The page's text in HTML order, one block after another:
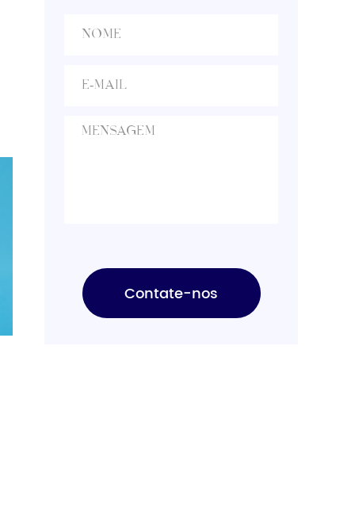
Contate-nos